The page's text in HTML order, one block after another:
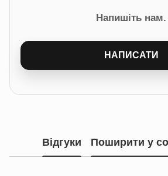
Напишіть нам.
НАПИСАТИ
Відгуки Поширити у